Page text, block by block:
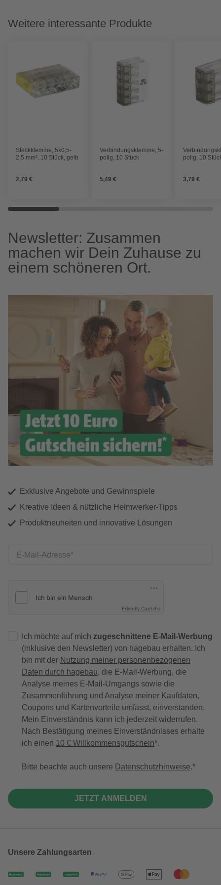
Weitere interessante Produkte
Steckklemme, 5x0,5-
2,5 mm², 10 Stück, gelb
2,79 €
Verbindungsklemme, 5-
polig, 10 Stück
5,49 €
polig, 10
3,79 €
Newsletter: Zusammen
machen wir Dein Zuhause zu
einem schöneren Ort.
Exklusive Angebote und Gewinnspiele
Kreative Ideen & nützliche Heimwerker-Tipps
Produktneuheiten und innovative Lösungen
E-Mail-Adresse
Friendly Captcha
Ich möchte auf mich zugeschnittene E-Mail-Werbung
(inklusive den Newsletter) von hagebau erhalten. Ich
bin mit der Nutzung meiner personenbezogenen
Daten durch hagebau, die E-Mail-Werbung, die
Analyse meines E-Mail-Umgangs sowie die
Zusammenführung und Analyse meiner Kaufdaten,
Coupons und Kartenvorteile umfasst, einverstanden.
Mein Einverständnis kann ich jederzeit widerrufen.
Nach Bestätigung meines Einverständnisses erhalte
ich einen 10 € Willkommensgutschein*.
Bitte beachte auch unsere Datenschutzhinweise.
JETZT ANMELDEN
Unsere Zahlungsarten